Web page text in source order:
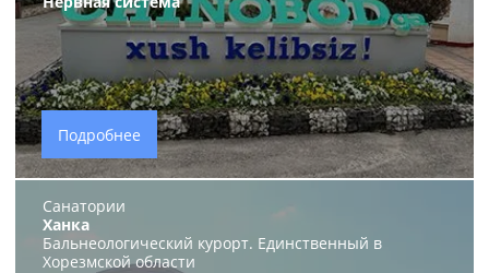
Подробнее
Санатории
Ханка
Бальнеологический курорт. Единственный в
Хорезмской области